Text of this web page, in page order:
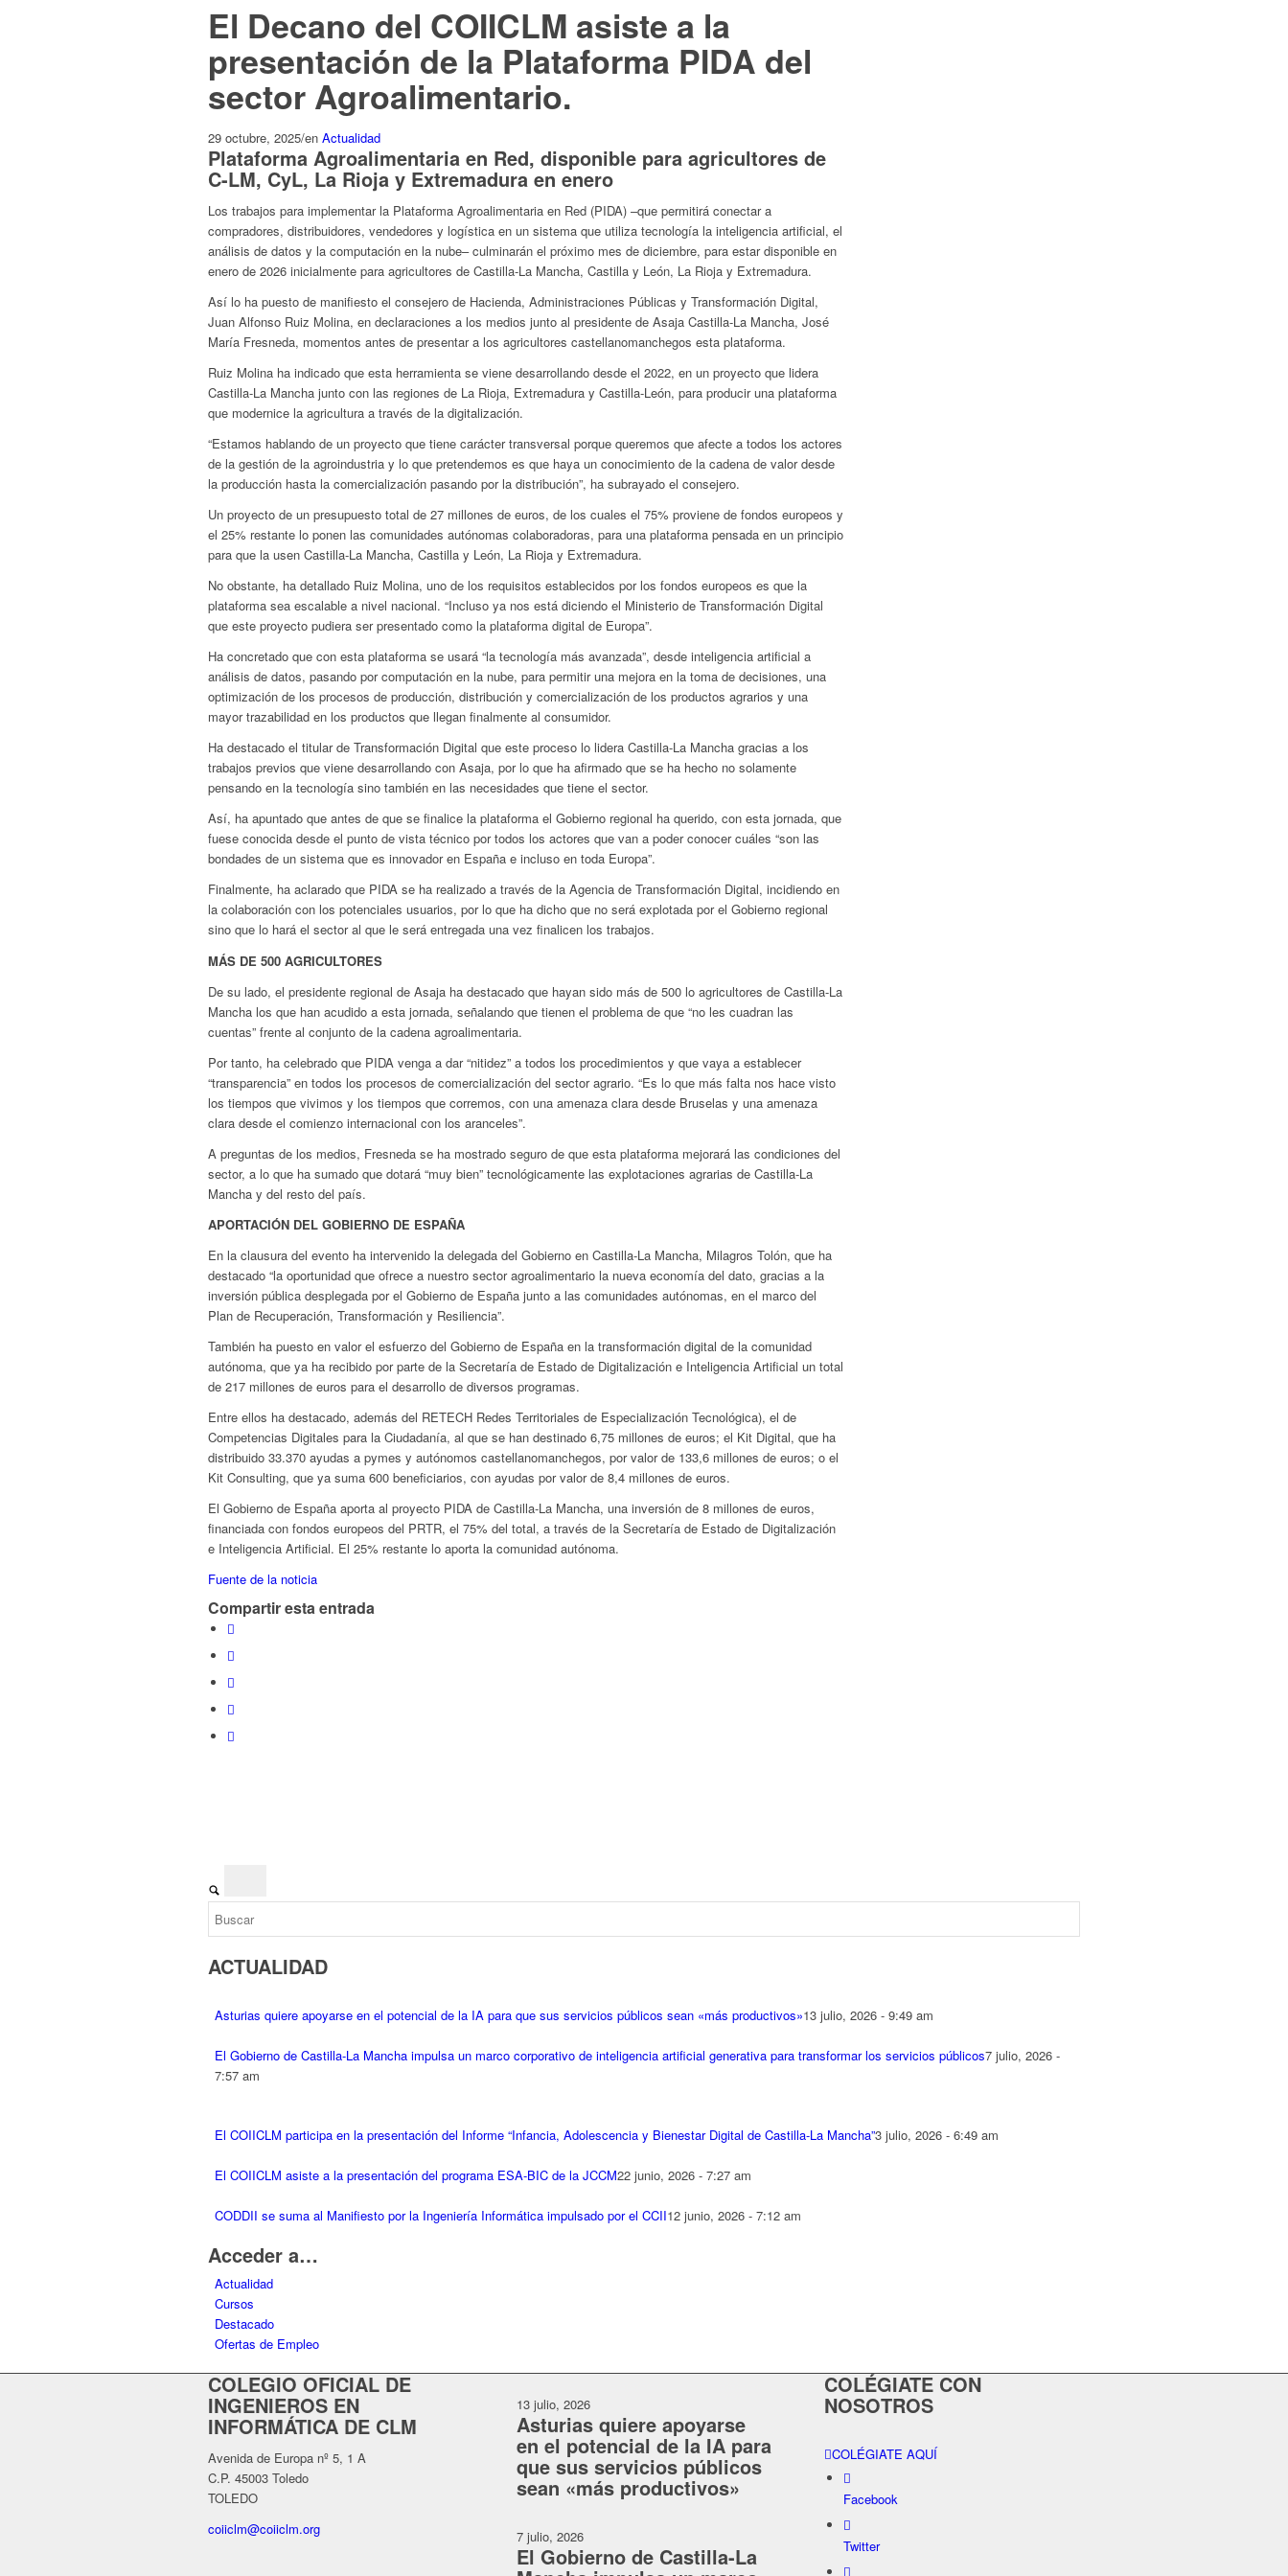
El Decano del COIICLM asiste a la
presentación de la Plataforma PIDA del
sector Agroalimentario.
29 octubre, 2025/en Actualidad
Plataforma Agroalimentaria en Red, disponible para agricultores de
C-LM, CyL, La Rioja y Extremadura en enero
Los trabajos para implementar la Plataforma Agroalimentaria en Red (PIDA) –que permitirá conectar a
compradores, distribuidores, vendedores y logística en un sistema que utiliza tecnología la inteligencia artificial, el
análisis de datos y la computación en la nube– culminarán el próximo mes de diciembre, para estar disponible en
enero de 2026 inicialmente para agricultores de Castilla-La Mancha, Castilla y León, La Rioja y Extremadura.
Así lo ha puesto de manifiesto el consejero de Hacienda, Administraciones Públicas y Transformación Digital,
Juan Alfonso Ruiz Molina, en declaraciones a los medios junto al presidente de Asaja Castilla-La Mancha, José
María Fresneda, momentos antes de presentar a los agricultores castellanomanchegos esta plataforma.
Ruiz Molina ha indicado que esta herramienta se viene desarrollando desde el 2022, en un proyecto que lidera
Castilla-La Mancha junto con las regiones de La Rioja, Extremadura y Castilla-León, para producir una plataforma
que modernice la agricultura a través de la digitalización.
“Estamos hablando de un proyecto que tiene carácter transversal porque queremos que afecte a todos los actores
de la gestión de la agroindustria y lo que pretendemos es que haya un conocimiento de la cadena de valor desde
la producción hasta la comercialización pasando por la distribución”, ha subrayado el consejero.
Un proyecto de un presupuesto total de 27 millones de euros, de los cuales el 75% proviene de fondos europeos y
el 25% restante lo ponen las comunidades autónomas colaboradoras, para una plataforma pensada en un principio
para que la usen Castilla-La Mancha, Castilla y León, La Rioja y Extremadura.
No obstante, ha detallado Ruiz Molina, uno de los requisitos establecidos por los fondos europeos es que la
plataforma sea escalable a nivel nacional. “Incluso ya nos está diciendo el Ministerio de Transformación Digital
que este proyecto pudiera ser presentado como la plataforma digital de Europa”.
Ha concretado que con esta plataforma se usará “la tecnología más avanzada”, desde inteligencia artificial a
análisis de datos, pasando por computación en la nube, para permitir una mejora en la toma de decisiones, una
optimización de los procesos de producción, distribución y comercialización de los productos agrarios y una
mayor trazabilidad en los productos que llegan finalmente al consumidor.
Ha destacado el titular de Transformación Digital que este proceso lo lidera Castilla-La Mancha gracias a los
trabajos previos que viene desarrollando con Asaja, por lo que ha afirmado que se ha hecho no solamente
pensando en la tecnología sino también en las necesidades que tiene el sector.
Así, ha apuntado que antes de que se finalice la plataforma el Gobierno regional ha querido, con esta jornada, que
fuese conocida desde el punto de vista técnico por todos los actores que van a poder conocer cuáles “son las
bondades de un sistema que es innovador en España e incluso en toda Europa”.
Finalmente, ha aclarado que PIDA se ha realizado a través de la Agencia de Transformación Digital, incidiendo en
la colaboración con los potenciales usuarios, por lo que ha dicho que no será explotada por el Gobierno regional
sino que lo hará el sector al que le será entregada una vez finalicen los trabajos.
MÁS DE 500 AGRICULTORES
De su lado, el presidente regional de Asaja ha destacado que hayan sido más de 500 lo agricultores de Castilla-La
Mancha los que han acudido a esta jornada, señalando que tienen el problema de que “no les cuadran las
cuentas” frente al conjunto de la cadena agroalimentaria.
Por tanto, ha celebrado que PIDA venga a dar “nitidez” a todos los procedimientos y que vaya a establecer
“transparencia” en todos los procesos de comercialización del sector agrario. “Es lo que más falta nos hace visto
los tiempos que vivimos y los tiempos que corremos, con una amenaza clara desde Bruselas y una amenaza
clara desde el comienzo internacional con los aranceles”.
A preguntas de los medios, Fresneda se ha mostrado seguro de que esta plataforma mejorará las condiciones del
sector, a lo que ha sumado que dotará “muy bien” tecnológicamente las explotaciones agrarias de Castilla-La
Mancha y del resto del país.
APORTACIÓN DEL GOBIERNO DE ESPAÑA
En la clausura del evento ha intervenido la delegada del Gobierno en Castilla-La Mancha, Milagros Tolón, que ha
destacado “la oportunidad que ofrece a nuestro sector agroalimentario la nueva economía del dato, gracias a la
inversión pública desplegada por el Gobierno de España junto a las comunidades autónomas, en el marco del
Plan de Recuperación, Transformación y Resiliencia”.
También ha puesto en valor el esfuerzo del Gobierno de España en la transformación digital de la comunidad
autónoma, que ya ha recibido por parte de la Secretaría de Estado de Digitalización e Inteligencia Artificial un total
de 217 millones de euros para el desarrollo de diversos programas.
Entre ellos ha destacado, además del RETECH Redes Territoriales de Especialización Tecnológica), el de
Competencias Digitales para la Ciudadanía, al que se han destinado 6,75 millones de euros; el Kit Digital, que ha
distribuido 33.370 ayudas a pymes y autónomos castellanomanchegos, por valor de 133,6 millones de euros; o el
Kit Consulting, que ya suma 600 beneficiarios, con ayudas por valor de 8,4 millones de euros.
El Gobierno de España aporta al proyecto PIDA de Castilla-La Mancha, una inversión de 8 millones de euros,
financiada con fondos europeos del PRTR, el 75% del total, a través de la Secretaría de Estado de Digitalización
e Inteligencia Artificial. El 25% restante lo aporta la comunidad autónoma.
Fuente de la noticia
Compartir esta entrada
ACTUALIDAD
Asturias quiere apoyarse en el potencial de la IA para que sus servicios públicos sean «más productivos»13 julio, 2026 - 9:49 am
El Gobierno de Castilla-La Mancha impulsa un marco corporativo de inteligencia artificial generativa para transformar los servicios públicos7 julio, 2026 -
7:57 am
El COIICLM participa en la presentación del Informe “Infancia, Adolescencia y Bienestar Digital de Castilla-La Mancha”3 julio, 2026 - 6:49 am
El COIICLM asiste a la presentación del programa ESA-BIC de la JCCM22 junio, 2026 - 7:27 am
CODDII se suma al Manifiesto por la Ingeniería Informática impulsado por el CCII12 junio, 2026 - 7:12 am
Acceder a…
Actualidad
Cursos
Destacado
Ofertas de Empleo
COLEGIO OFICIAL DE
INGENIEROS EN
INFORMÁTICA DE CLM
Avenida de Europa nº 5, 1 A
C.P. 45003 Toledo
TOLEDO
coiiclm@coiiclm.org
13 julio, 2026
Asturias quiere apoyarse
en el potencial de la IA para
que sus servicios públicos
sean «más productivos»
7 julio, 2026
El Gobierno de Castilla-La
COLÉGIATE CON
NOSOTROS
COLÉGIATE AQUÍ
Facebook
Twitter